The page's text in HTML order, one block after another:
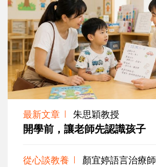
最新文章 朱思穎教授
開學前，讓老師先認識孩子
從心談教養 顏宜婷語言治療師